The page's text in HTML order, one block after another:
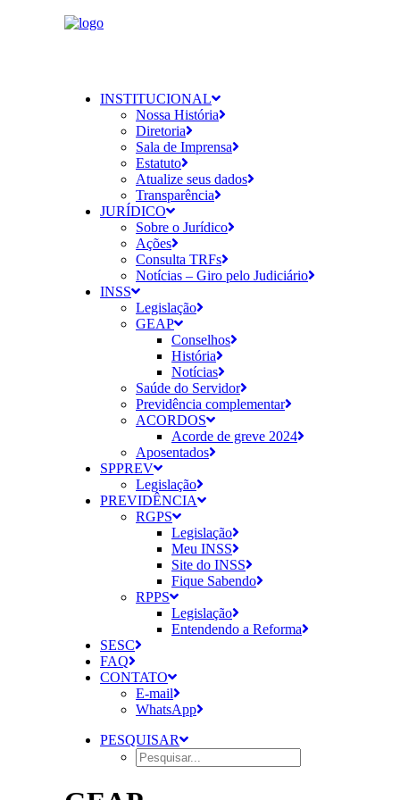
INSTITUCIONAL
Nossa História
Diretoria
Sala de Imprensa
Estatuto
Atualize seus dados
Transparência
JURÍDICO
Sobre o Jurídico
Ações
Consulta TRFs
Notícias – Giro pelo Judiciário
INSS
Legislação
GEAP
Conselhos
História
Notícias
Saúde do Servidor
Previdência complementar
ACORDOS
Acorde de greve 2024
Aposentados
SPPREV
Legislação
PREVIDÊNCIA
RGPS
Legislação
Meu INSS
Site do INSS
Fique Sabendo
RPPS
Legislação
Entendendo a Reforma
SESC
FAQ
CONTATO
E-mail
WhatsApp
PESQUISAR